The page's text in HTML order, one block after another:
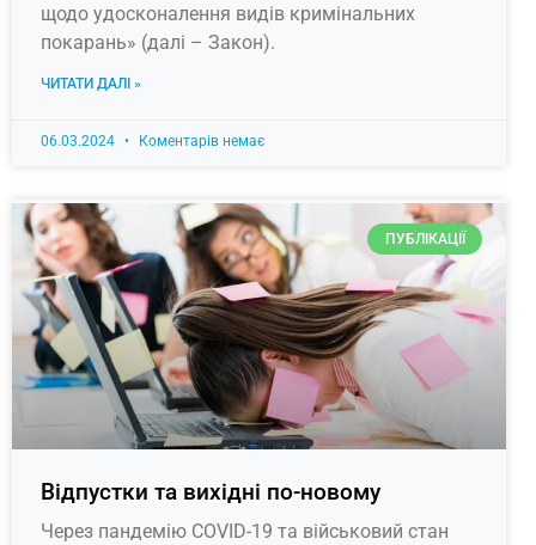
щодо удосконалення видів кримінальних
покарань» (далі – Закон).
ЧИТАТИ ДАЛІ »
06.03.2024 Коментарів немає
ПУБЛІКАЦІЇ
Відпустки та вихідні по-новому
Через пандемію COVID-19 та військовий стан